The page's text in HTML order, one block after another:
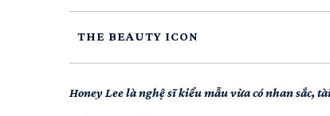
THE BEAUTY ICON
Honey Lee là nghệ sĩ kiểu mẫu vừa có nhan sắc,